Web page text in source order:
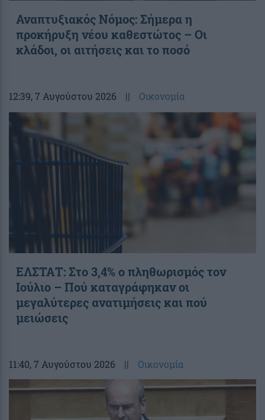
Αναπτυξιακός Νόμος: Σήμερα η
προκήρυξη νέου καθεστώτος – Οι
κλάδοι, οι αιτήσεις και το ποσό
12:39, 7 Αυγούστου 2026 || Οικονομία
ΕΛΣΤΑΤ: Στο 3,4% ο πληθωρισμός τον
Ιούλιο – Πού καταγράφηκαν οι
μεγαλύτερες ανατιμήσεις και πού
μειώσεις
11:40, 7 Αυγούστου 2026 || Οικονομία